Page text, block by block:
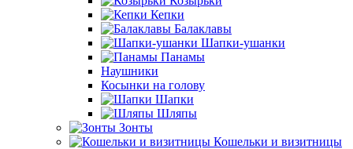
Кепки
Балаклавы
Шапки-ушанки
Панамы
Наушники
Косынки на голову
Шапки
Шляпы
Зонты
Кошельки и визитницы